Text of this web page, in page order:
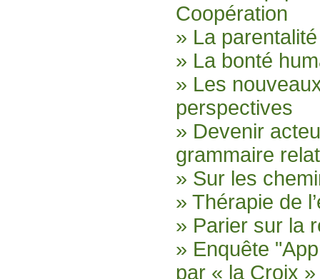
Coopération
» La
» La bonté
» Les
perspectives
» Devenir
grammaire
» Sur les
» Thérapie de
» Parier sur la
» Enquête
par « la Croix »